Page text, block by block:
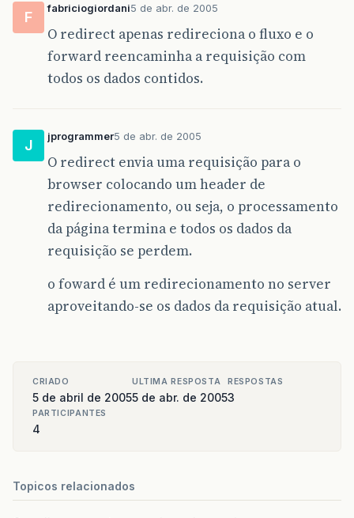
F
fabriciogiordani5 de abr. de 2005
O redirect apenas redireciona o fluxo e o
forward reencaminha a requisição com
todos os dados contidos.
J
jprogrammer5 de abr. de 2005
O redirect envia uma requisição para o
browser colocando um header de
redirecionamento, ou seja, o processamento
da página termina e todos os dados da
requisição se perdem.
o foward é um redirecionamento no server
aproveitando-se os dados da requisição atual.
CRIADO
5 de abril de 2005
ULTIMA RESPOSTA
5 de abr. de 2005
RESPOSTAS
3
PARTICIPANTES
4
Topicos relacionados